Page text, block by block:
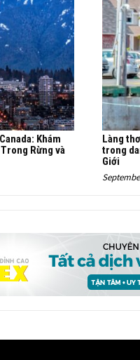
Khám
Rừng và
Làng
trong
Giới